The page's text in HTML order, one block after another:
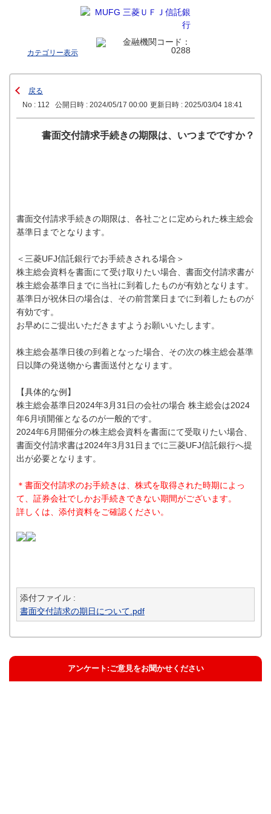
カテゴリー表示
戻る
No : 112
公開日時 : 2024/05/17 00:00 更新日時 : 2025/03/04 18:41
書面交付請求手続きの期限は、いつまでですか？
書面交付請求手続きの期限は、各社ごとに定められた株主総会
基準日までとなります。
＜三菱UFJ信託銀行でお手続きされる場合＞
株主総会資料を書面にて受け取りたい場合、書面交付請求書が
株主総会基準日までに当社に到着したものが有効となります。
基準日が祝休日の場合は、その前営業日までに到着したものが
有効です。
お早めにご提出いただきますようお願いいたします。
株主総会基準日後の到着となった場合、その次の株主総会基準
日以降の発送物から書面送付となります。
【具体的な例】
株主総会基準日2024年3月31日の会社の場合 株主総会は2024
年6月頃開催となるのが一般的です。
2024年6月開催分の株主総会資料を書面にて受取りたい場合、
書面交付請求書は2024年3月31日までに三菱UFJ信託銀行へ提
出が必要となります。
＊書面交付請求のお手続きは、株式を取得された時期によっ
て、証券会社でしかお手続きできない期間がございます。
詳しくは、添付資料をご確認ください。
添付ファイル :
書面交付請求の期日について.pdf
アンケート:ご意見をお聞かせください